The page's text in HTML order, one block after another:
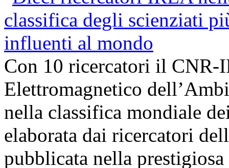
Con 10 ricercatori il
Elettromagnetico
nella classifica mondiale
elaborata dai ricercatori
pubblicata nella